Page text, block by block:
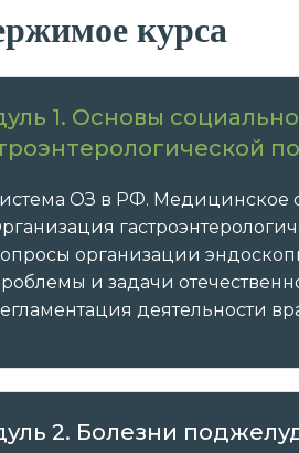
программа учитывает
указанные в
и специальности, или
знаниям и
обязанностей.
окончания
курса
1. Основы
ОЗ в РФ. Медицинское
организации
и задачи
деятельности
2. Болезни